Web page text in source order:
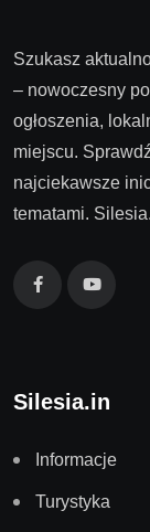
Szukasz
– nowoczesny
ogłoszenia,
miejscu.
najciekawsze
tematami.
Silesia.in
Informacje
Turystyka